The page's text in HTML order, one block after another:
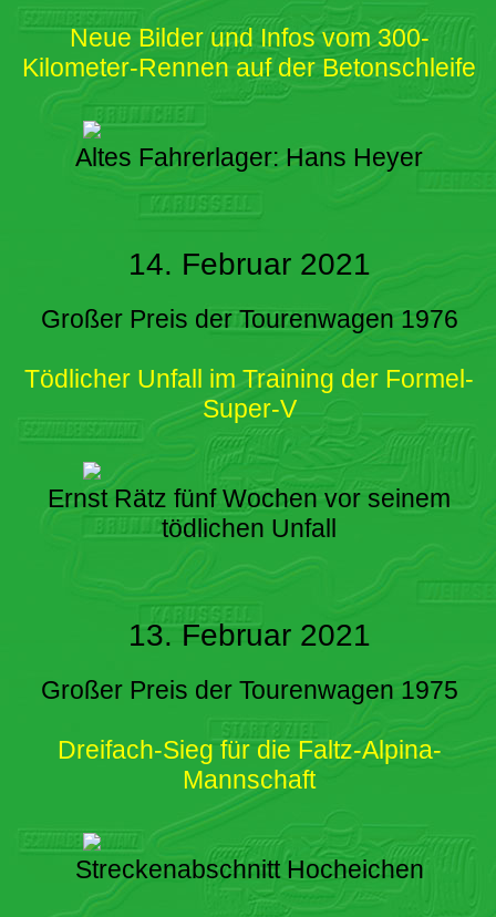
Neue Bilder und Infos vom 300-
Kilometer-Rennen auf der Betonschleife
Altes Fahrerlager: Hans Heyer
14. Februar 2021
Großer Preis der Tourenwagen 1976
Tödlicher Unfall im Training der Formel-
Super-V
Ernst Rätz fünf Wochen vor seinem
tödlichen Unfall
13. Februar 2021
Großer Preis der Tourenwagen 1975
Dreifach-Sieg für die Faltz-Alpina-
Mannschaft
Streckenabschnitt Hocheichen